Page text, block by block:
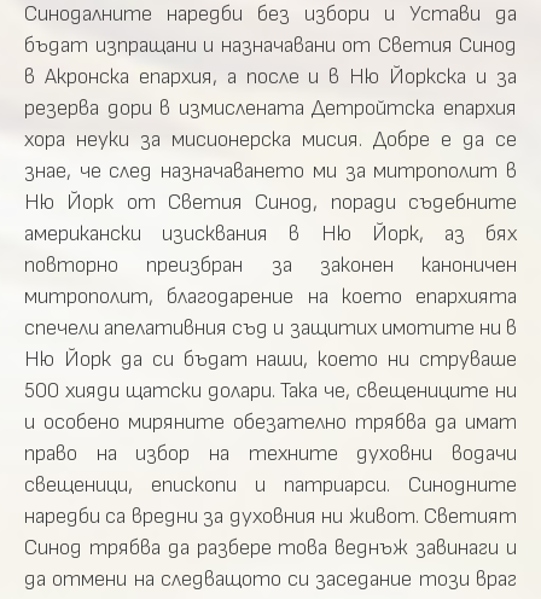
Синодалните наредби без избори и Устави да
бъдат изпращани и назначавани от Светия Синод
в Акронска епархия, а после и в Ню Йоркска и за
резерва дори в измислената Детройтска епархия
хора неуки за мисионерска мисия. Добре е да се
знае, че след назначаването ми за митрополит в
Ню Йорк от Светия Синод, поради съдебните
американски изисквания в Ню Йорк, аз бях
повторно преизбран за законен каноничен
митрополит, благодарение на което епархията
спечели апелативния съд и защитих имотите ни в
Ню Йорк да си бъдат наши, което ни струваше
500 хияди щатски долари. Така че, свещениците ни
и особено миряните обезателно трябва да имат
право на избор на техните духовни водачи
свещеници, епископи и патриарси. Синодните
наредби са вредни за духовния ни живот. Светият
Синод трябва да разбере това веднъж завинаги и
да отмени на следващото си заседание този враг